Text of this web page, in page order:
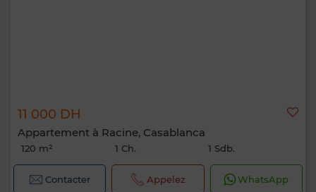
11 000 DH
Appartement à Racine, Casablanca
120 m² 1 Ch. 1 Sdb.
Contacter Appelez WhatsApp